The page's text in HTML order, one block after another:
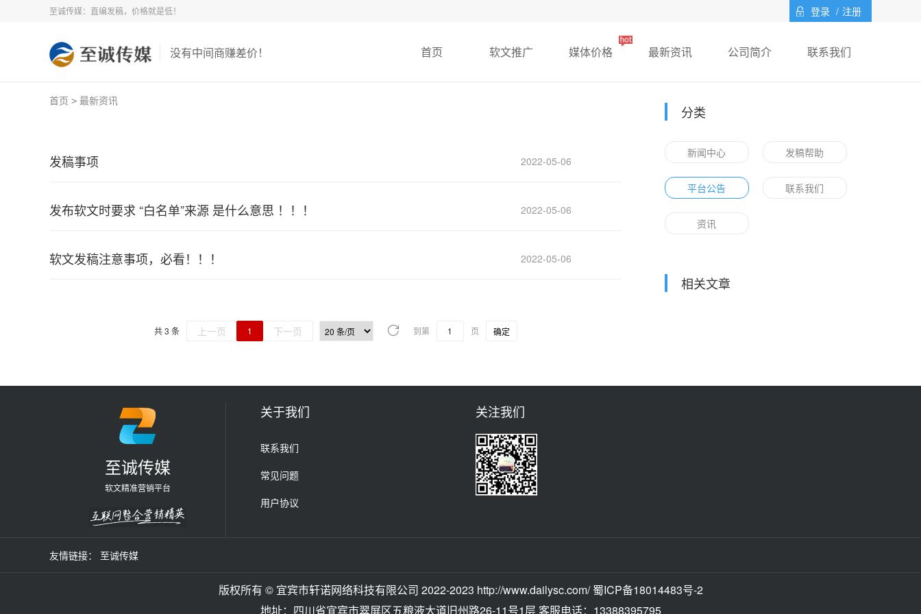
至诚传媒：直编发稿，价格就是低！ 登录 / 注册
没有中间商赚差价！ 首页 软文推广 媒体价格 最新资讯 公司简介 联系我们
首页 > 最新资讯
发稿事项 2022-05-06
发布软文时要求 “白名单”来源 是什么意思 ！！！ 2022-05-06
软文发稿注意事项，必看！！！ 2022-05-06
共 3 条 上一页 1 下一页 到第 页 确定
分类
新闻中心 发稿帮助
平台公告 联系我们
资讯
相关文章
至诚传媒
软文精准营销平台
关于我们
联系我们
常见问题
用户协议
关注我们
友情链接： 至诚传媒
版权所有 © 宜宾市轩诺网络科技有限公司 2022-2023 http://www.dailysc.com/ 蜀ICP备18014483号-2
地址：四川省宜宾市翠屏区五粮液大道旧州路26-11号1层 客服电话：13388395795